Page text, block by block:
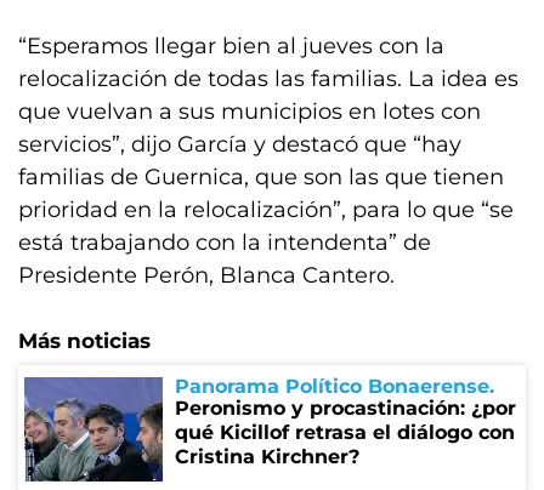
“Esperamos llegar bien al jueves con la
relocalización de todas las familias. La idea es
que vuelvan a sus municipios en lotes con
servicios”, dijo García y destacó que “hay
familias de Guernica, que son las que tienen
prioridad en la relocalización”, para lo que “se
está trabajando con la intendenta” de
Presidente Perón, Blanca Cantero.
Más noticias
Panorama Político Bonaerense
Peronismo y procastinación: ¿por
qué Kicillof retrasa el diálogo con
Cristina Kirchner?